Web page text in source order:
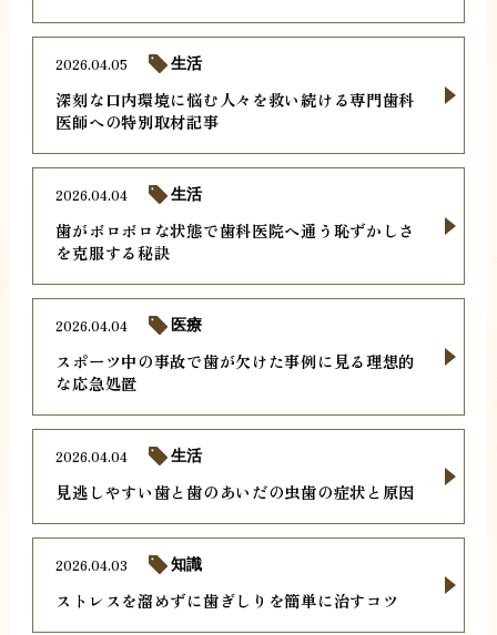
深刻な口内環境に悩む人々を救い続ける専門歯科
医師への特別取材記事
2026.04.05 生活
歯がボロボロな状態で歯科医院へ通う恥ずかしさ
を克服する秘訣
2026.04.04 生活
スポーツ中の事故で歯が欠けた事例に見る理想的
な応急処置
2026.04.04 医療
見逃しやすい歯と歯のあいだの虫歯の症状と原因
2026.04.04 生活
ストレスを溜めずに歯ぎしりを簡単に治すコツ
2026.04.03 知識